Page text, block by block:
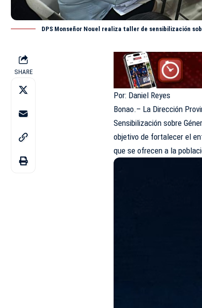
DPS Monseñor Nouel realiza taller de sensibilización
SHARE
Por: Daniel Reyes
Bonao.– La Dirección
Sensibilización sobre
objetivo de fortalecer el
que se ofrecen a la